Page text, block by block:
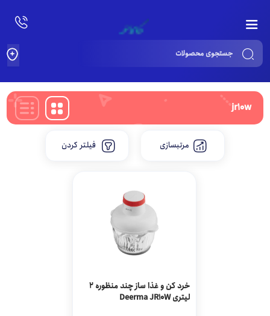
jr10w
مرتبسازی فیلتر کردن
خرد کن و غذا ساز چند منظوره 2
لیتری Deerma JR10W